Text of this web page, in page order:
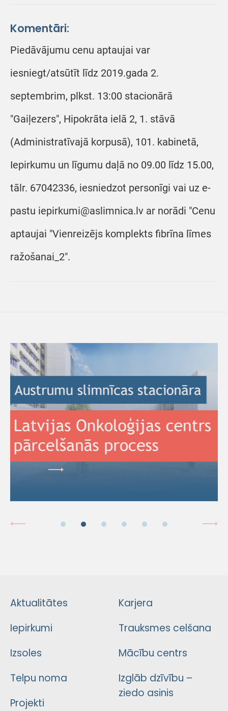
Komentāri:
Piedāvājumu cenu aptaujai var
iesniegt/atsūtīt līdz 2019.gada 2.
septembrim, plkst. 13:00 stacionārā
"Gaiļezers", Hipokrāta ielā 2, 1. stāvā
(Administratīvajā korpusā), 101. kabinetā,
Iepirkumu un līgumu daļā no 09.00 līdz 15.00,
tālr. 67042336, iesniedzot personīgi vai uz e-
pastu iepirkumi@aslimnica.lv ar norādi "Cenu
aptaujai "Vienreizējs komplekts fibrīna līmes
ražošanai_2".
Aktualitātes
Iepirkumi
Izsoles
Telpu noma
Projekti
Karjera
Trauksmes celšana
Mācību centrs
Izglāb dzīvību –
ziedo asinis